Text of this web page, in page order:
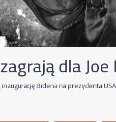
dla
Bidena na prezydenta USA